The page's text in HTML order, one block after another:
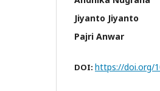
Jiyanto Jiyanto
Pajri Anwar
DOI: https://doi.org/